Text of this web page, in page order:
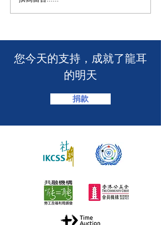
耳為葵盛西邨消防安全簡
​您今天的支持，成就了龍耳
的明天
捐款